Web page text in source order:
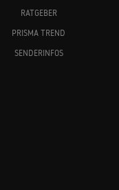
RATGEBER
PRISMA TREND
SENDERINFOS